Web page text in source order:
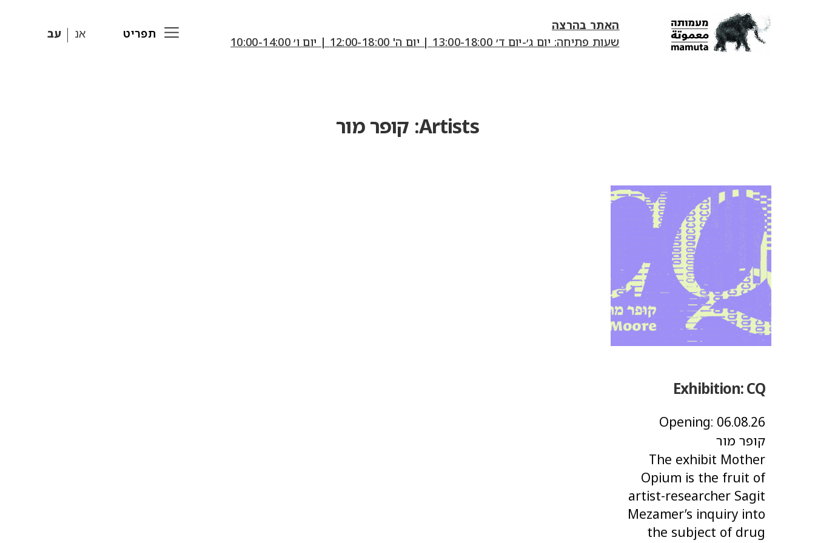
האתר בהרצה
שעות פתיחה: יום ג׳-יום ד׳ 13:00-18:00 | יום ה' 12:00-18:00 | יום ו׳ 10:00-14:00
תפריט אנ עב
Artists: קופר מור
Exhibition:CQ
Opening: 06.08.26
קופר מור
The exhibit Mother
Opium is the fruit of
artist-researcher Sagit
Mezamer’s inquiry into
the subject of drug